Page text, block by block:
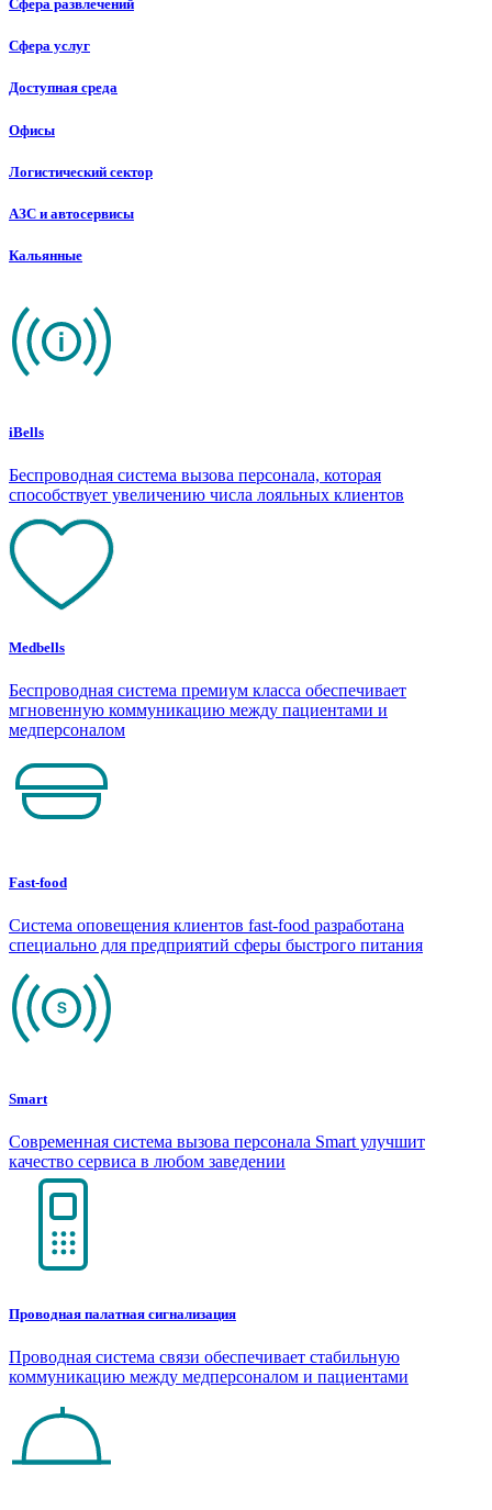
Сфера развлечений
Сфера услуг
Доступная среда
Офисы
Логистический сектор
АЗС и автосервисы
Кальянные
iBells
Беспроводная система вызова персонала, которая
способствует увеличению числа лояльных клиентов
Medbells
Беспроводная система премиум класса обеспечивает
мгновенную коммуникацию между пациентами и
медперсоналом
Fast-food
Система оповещения клиентов fast-food разработана
специально для предприятий сферы быстрого питания
Smart
Современная система вызова персонала Smart улучшит
качество сервиса в любом заведении
Проводная палатная сигнализация
Проводная система связи обеспечивает стабильную
коммуникацию между медперсоналом и пациентами